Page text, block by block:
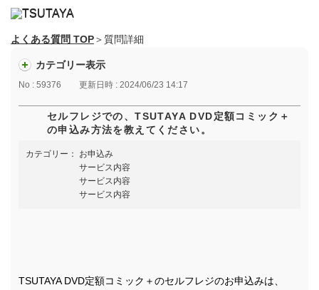
よくある質問 TOP＞質問詳細
カテゴリー表示
No : 59376 更新日時 : 2024/06/23 14:17
セルフレジでの、TSUTAYA DVD定額コミック＋
の申込み方法を教えてください。
カテゴリー：
お申込み
サービス内容
サービス内容
サービス内容
TSUTAYA DVD定額コミック＋のセルフレジのお申込みは、